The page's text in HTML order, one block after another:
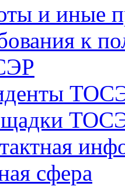
и иные
к
сфера